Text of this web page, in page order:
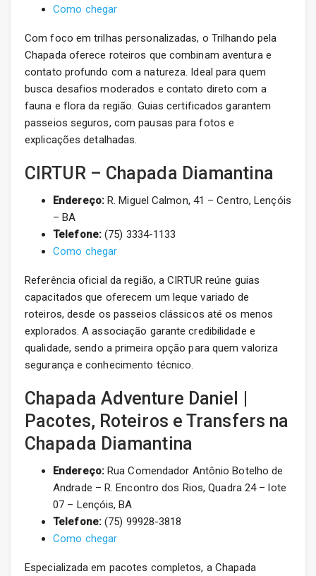
Como chegar
Com foco em trilhas personalizadas, o Trilhando pela
Chapada oferece roteiros que combinam aventura e
contato profundo com a natureza. Ideal para quem
busca desafios moderados e contato direto com a
fauna e flora da região. Guias certificados garantem
passeios seguros, com pausas para fotos e
explicações detalhadas.
CIRTUR – Chapada Diamantina
Endereço:R. Miguel Calmon, 41 – Centro, Lençóis
– BA
Telefone:(75) 3334-1133
Como chegar
Referência oficial da região, a CIRTUR reúne guias
capacitados que oferecem um leque variado de
roteiros, desde os passeios clássicos até os menos
explorados. A associação garante credibilidade e
qualidade, sendo a primeira opção para quem valoriza
segurança e conhecimento técnico.
Chapada Adventure Daniel |
Pacotes, Roteiros e Transfers na
Chapada Diamantina
Endereço:Rua Comendador Antônio Botelho de
Andrade – R. Encontro dos Rios, Quadra 24 – lote
07 – Lençóis, BA
Telefone:(75) 99928-3818
Como chegar
Especializada em pacotes completos, a Chapada